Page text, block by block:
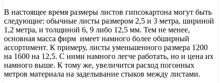
В настоящее время размеры листов гипсокартона могут быть
следующие: обычные листы размером 2,5 и 3 метра, шириной
1,2 метра, и толщиной 6, 9 либо 12,5 мм. Тем не менее,
основная масса фирм имеет намного более обширный
ассортимент. К примеру, листы уменьшенного размера 1200
на 1600 на 12,5. С ними намного легче работать, но и цена их
намного выше. К тому же, увеличится расход погонных
метров материала на заделывание стыков между листами.